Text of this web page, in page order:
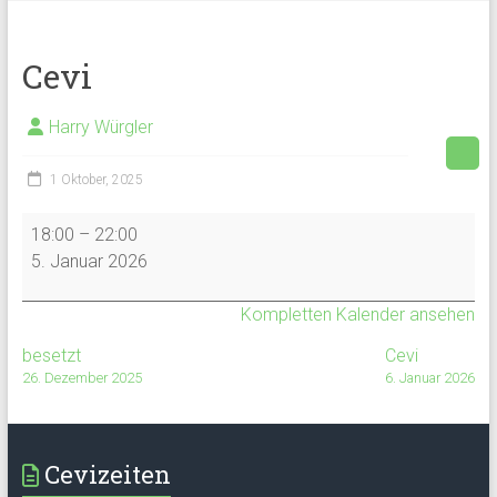
Cevi
Harry Würgler
1 Oktober, 2025
Cevi
18:00 – 22:00
5. Januar 2026
Kompletten Kalender ansehen
besetzt
26. Dezember 2025
Cevi
6. Januar 2026
Cevizeiten